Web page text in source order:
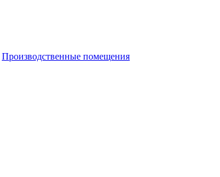
Производственные помещения